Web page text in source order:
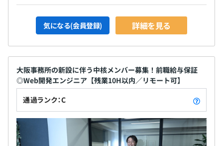
気になる(会員登録) 詳細を見る
大阪事務所の新設に伴う中核メンバー募集！前職給与保証
◎Web開発エンジニア【残業10H以内／リモート可】
通過ランク：C